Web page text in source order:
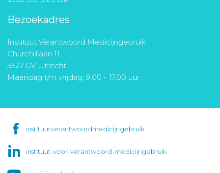
Bezoekadres
Instituut Verantwoord Medicijngebruik
Churchilllaan 11
3527 GV Utrecht
Maandag t/m vrijdag: 9.00 - 17.00 uur
instituutverantwoordmedicijngebruik
instituut-voor-verantwoord-medicijngebruik